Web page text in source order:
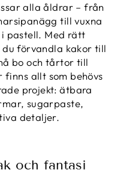
alla åldrar – från
till vuxna
pastell. Med rätt
förvandla kakor till
bo och tårtor till
allt som behövs
projekt: ätbara
sugarpaste,
detaljer.
och fantasi